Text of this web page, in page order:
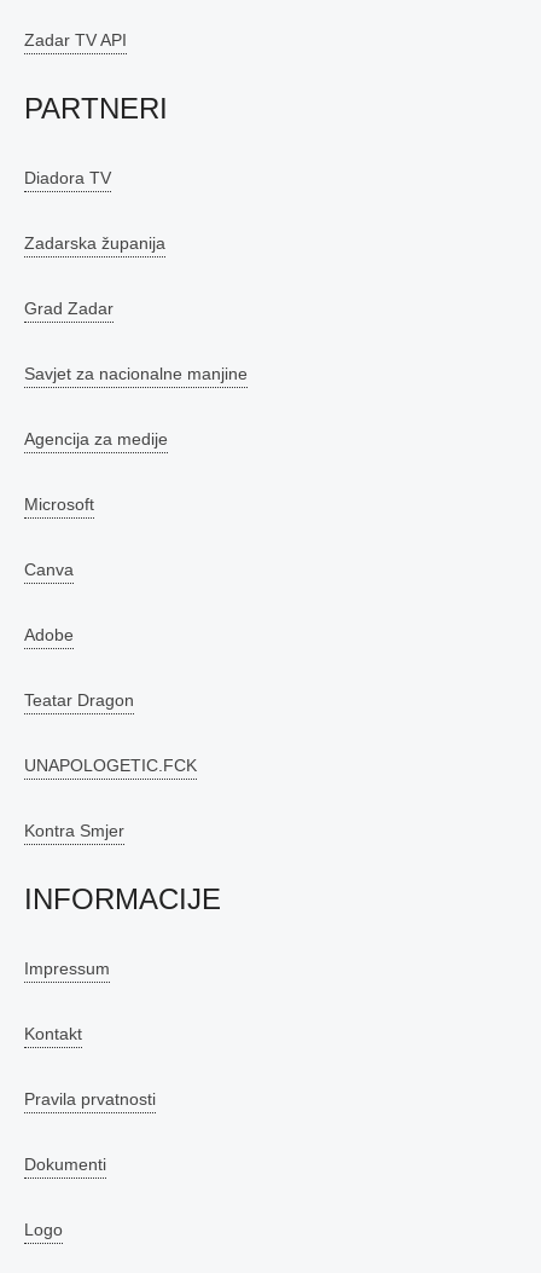
Zadar TV API
PARTNERI
Diadora TV
Zadarska županija
Grad Zadar
Savjet za nacionalne manjine
Agencija za medije
Microsoft
Canva
Adobe
Teatar Dragon
UNAPOLOGETIC.FCK
Kontra Smjer
INFORMACIJE
Impressum
Kontakt
Pravila prvatnosti
Dokumenti
Logo